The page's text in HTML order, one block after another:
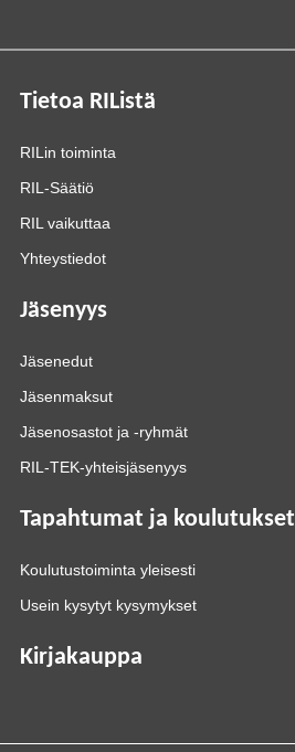
Tietoa RIListä
RILin toiminta
RIL-Säätiö
RIL vaikuttaa
Yhteystiedot
Jäsenyys
Jäsenedut
Jäsenmaksut
Jäsenosastot ja -ryhmät
RIL-TEK-yhteisjäsenyys
Tapahtumat ja koulutukset
Koulutustoiminta yleisesti
Usein kysytyt kysymykset
Kirjakauppa